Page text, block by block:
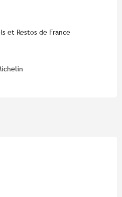
et Restos de France